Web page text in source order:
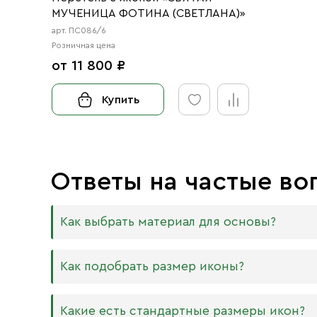
МУЧЕНИЦА ФОТИНА (СВЕТЛАНА)»
арт. ПС086/6
Розничная цена
от 11 800 ₽
Купить
Ответы на частые
Как выбрать материал для основы?
Мы изготавливаем иконы на трёх разных видах
МДФ. Ламинированная древесно-
Как подобрать размер иконы?
Никаких строгих правил по тому, какого
Какие есть стандартные размеры икон?